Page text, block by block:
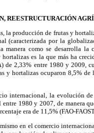
REESTRUCTURACIÓN
la producción de frutas y
(caracterizada por la
manera como se desarrolla
hortalizas es la que más ha
de 2,33% entre 1980 y 2009,
y hortalizas ocuparon 8,5%
internacional, la evolución
1980 y 2007, de manera
era de 11,5% (FAO-
en el comercio